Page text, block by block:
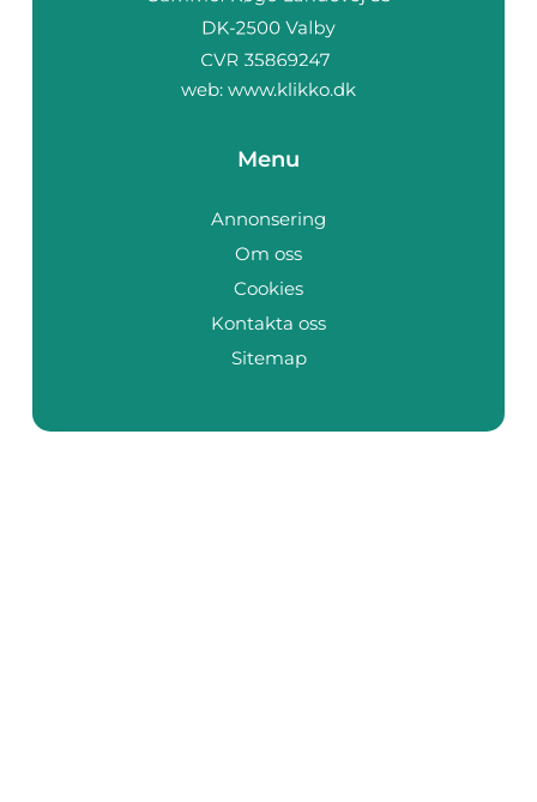
web: www.klikko.dk
Menu
Annonsering
Om oss
Cookies
Kontakta oss
Sitemap